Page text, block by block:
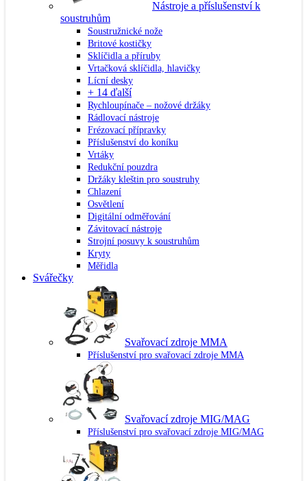
Nástroje a příslušenství k
soustruhům
Soustružnické nože
Britové kostičky
Sklíčidla a příruby
Vrtačková sklíčidla, hlavičky
Lícní desky
+ 14 ďalší
Rychloupínače – nožové držáky
Rádlovací nástroje
Frézovací přípravky
Příslušenství do koníku
Vrtáky
Redukční pouzdra
Držáky kleštin pro soustruhy
Chlazení
Osvětlení
Digitální odměřování
Závitovací nástroje
Strojní posuvy k soustruhům
Kryty
Měřidla
Svářečky
Svařovací zdroje MMA
Příslušenství pro svařovací zdroje MMA
Svařovací zdroje MIG/MAG
Příslušenství pro svařovací zdroje MIG/MAG